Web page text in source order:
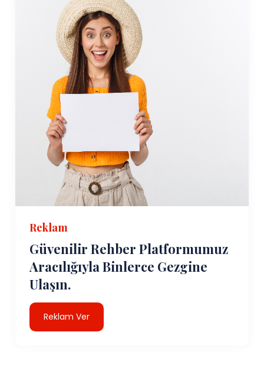
Reklam
Güvenilir Rehber Platformumuz
Aracılığıyla Binlerce Gezgine
Ulaşın.
Reklam Ver